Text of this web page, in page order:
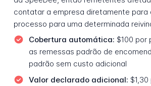
contatar a empresa diretamente para
processo para uma determinada
Cobertura automática: $100 por
as remessas padrão de
padrão sem custo adicional
Valor declarado adicional: